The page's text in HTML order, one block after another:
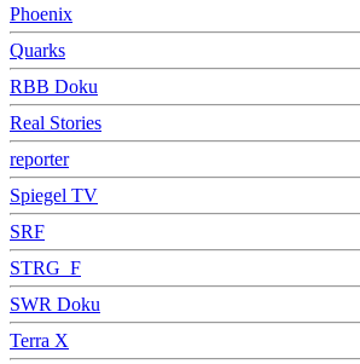
Phoenix
Quarks
RBB Doku
Real Stories
reporter
Spiegel TV
SRF
STRG_F
SWR Doku
Terra X